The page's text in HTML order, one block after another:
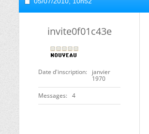
invite0f01c43e
Date d'inscription
janvier
1970
Messages 4